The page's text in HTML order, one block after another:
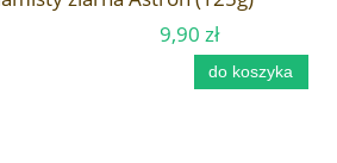
9,90 zł
do koszyka